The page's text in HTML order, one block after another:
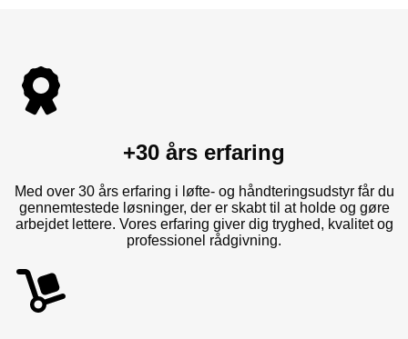
+30 års erfaring
Med over 30 års erfaring i løfte- og håndteringsudstyr får du
gennemtestede løsninger, der er skabt til at holde og gøre
arbejdet lettere. Vores erfaring giver dig tryghed, kvalitet og
professionel rådgivning.